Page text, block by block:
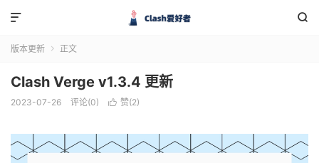


版本更新  正文
Clash Verge v1.3.4 更新
2023-07-26 评论(0)  赞(2)